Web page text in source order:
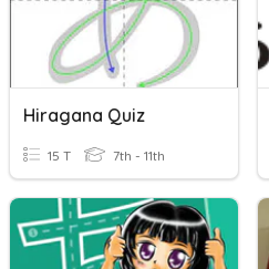
Hiragana Quiz
15 T 7th - 11th